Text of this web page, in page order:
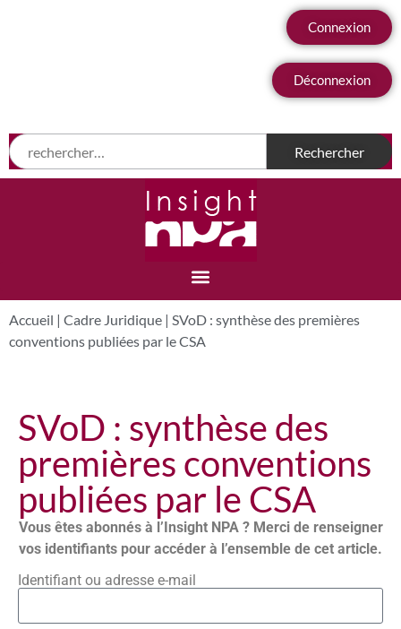
Connexion
Déconnexion
Accueil | Cadre Juridique | SVoD : synthèse des premières
conventions publiées par le CSA
SVoD : synthèse des
premières conventions
publiées par le CSA
Vous êtes abonnés à l’Insight NPA ? Merci de renseigner
vos identifiants pour accéder à l’ensemble de cet article.
Identifiant ou adresse e-mail